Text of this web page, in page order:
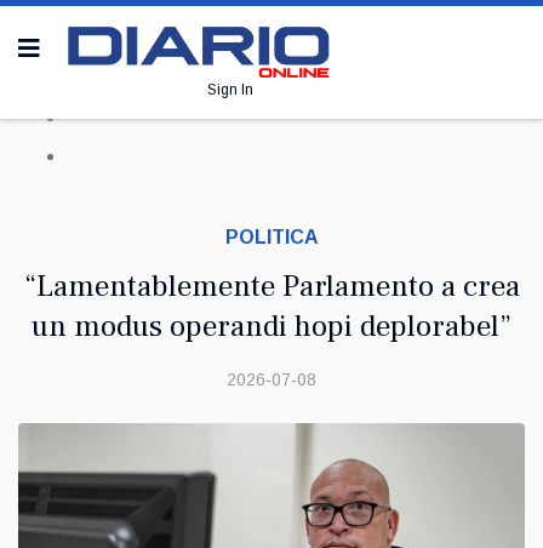
Sign In
POLITICA
“Lamentablemente Parlamento a crea
un modus operandi hopi deplorabel”
2026-07-08